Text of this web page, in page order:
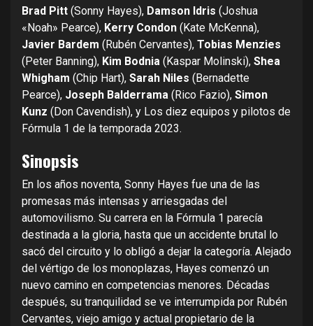
Brad Pitt (Sonny Hayes), Damson Idris (Joshua
«Noah» Pearce), Kerry Condon (Kate McKenna),
Javier Bardem (Rubén Cervantes), Tobias Menzies
(Peter Banning), Kim Bodnia (Kaspar Molinski), Shea
Whigham (Chip Hart), Sarah Niles (Bernadette
Pearce), Joseph Balderrama (Rico Fazio), Simon
Kunz (Don Cavendish), y Los diez equipos y pilotos de
Fórmula 1 de la temporada 2023.
Sinopsis
En los años noventa, Sonny Hayes fue una de las
promesas más intensas y arriesgadas del
automovilismo. Su carrera en la Fórmula 1 parecía
destinada a la gloria, hasta que un accidente brutal lo
sacó del circuito y lo obligó a dejar la categoría. Alejado
del vértigo de los monoplazas, Hayes comenzó un
nuevo camino en competencias menores. Décadas
después, su tranquilidad se ve interrumpida por Rubén
Cervantes, viejo amigo y actual propietario de la